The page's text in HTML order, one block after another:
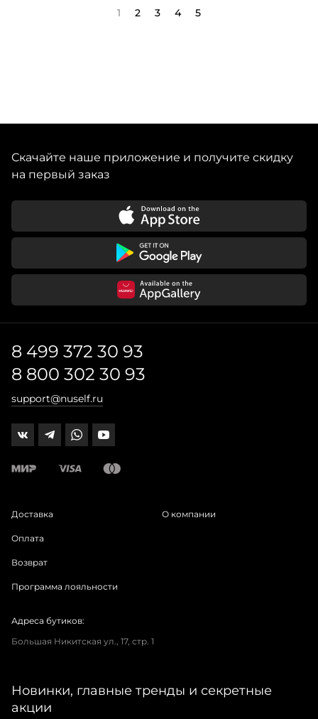
1 2 3 4 5
Скачайте наше приложение и получите скидку
на первый заказ
8 499 372 30 93
8 800 302 30 93
support@nuself.ru
Доставка
Оплата
Возврат
Программа лояльности
О компании
Адреса бутиков:
Большая Никитская ул., 17, стр. 1
Новинки, главные тренды и секретные
акции